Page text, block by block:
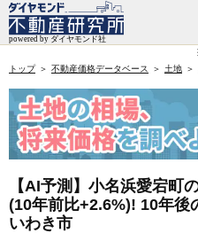
トップ 不動産価格データベース 土地
【AI予測】小名浜愛宕町
(10年前比+2.6%)! 10年後
いわき市